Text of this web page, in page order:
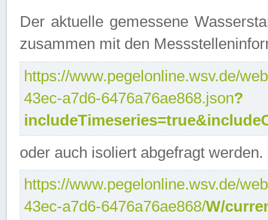
Der aktuelle gemessene
zusammen mit den
https://www.pegelonline.wsv.de/
43ec-a7d6-6476a76ae868.json?
oder auch isoliert abgefragt werden.
https://www.pegelonline.wsv.de/
43ec-a7d6-6476a76ae868/W/